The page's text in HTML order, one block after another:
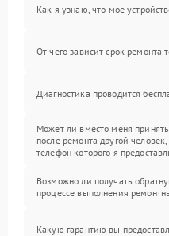
Как я узнаю, что мое
От чего зависит срок ремонта
Диагностика проводится
Может ли вместо меня принять
после ремонта другой
телефон которого я
Возможно ли получать
процессе выполнения
Какую гарантию вы